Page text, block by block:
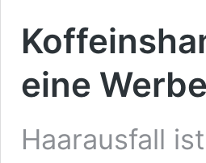
eine
Haarausfall